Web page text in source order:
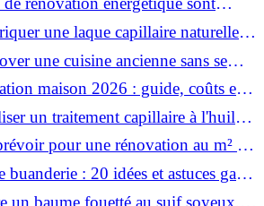
?
une laque capillaire naturelle
une cuisine ancienne sans se
maison 2026 : guide, coûts et
un traitement capillaire à l'huile
?
pour une rénovation au m² en
buanderie : 20 idées et astuces gain
espace fonctionnel et stylé
un baume fouetté au suif soyeux,